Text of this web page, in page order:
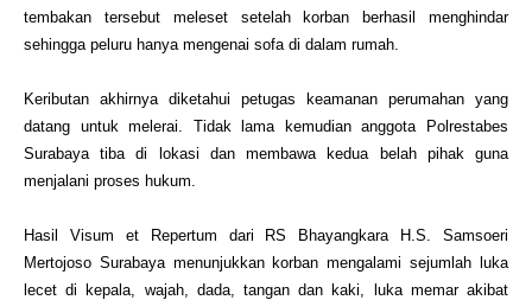
tembakan tersebut meleset setelah korban berhasil menghindar
sehingga peluru hanya mengenai sofa di dalam rumah.
Keributan akhirnya diketahui petugas keamanan perumahan yang
datang untuk melerai. Tidak lama kemudian anggota Polrestabes
Surabaya tiba di lokasi dan membawa kedua belah pihak guna
menjalani proses hukum.
Hasil Visum et Repertum dari RS Bhayangkara H.S. Samsoeri
Mertojoso Surabaya menunjukkan korban mengalami sejumlah luka
lecet di kepala, wajah, dada, tangan dan kaki, luka memar akibat